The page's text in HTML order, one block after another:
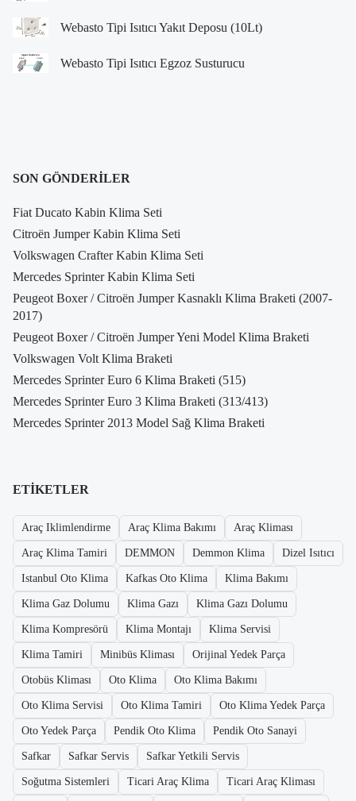
Webasto Tipi Isıtıcı Yakıt Deposu (10Lt)
Webasto Tipi Isıtıcı Egzoz Susturucu
SON GÖNDERILER
Fiat Ducato Kabin Klima Seti
Citroën Jumper Kabin Klima Seti
Volkswagen Crafter Kabin Klima Seti
Mercedes Sprinter Kabin Klima Seti
Peugeot Boxer / Citroën Jumper Kasnaklı Klima Braketi (2007-
2017)
Peugeot Boxer / Citroën Jumper Yeni Model Klima Braketi
Volkswagen Volt Klima Braketi
Mercedes Sprinter Euro 6 Klima Braketi (515)
Mercedes Sprinter Euro 3 Klima Braketi (313/413)
Mercedes Sprinter 2013 Model Sağ Klima Braketi
ETIKETLER
Araç Iklimlendirme Araç Klima Bakımı Araç Kliması
Araç Klima Tamiri DEMMON Demmon Klima Dizel Isıtıcı
Istanbul Oto Klima Kafkas Oto Klima Klima Bakımı
Klima Gaz Dolumu Klima Gazı Klima Gazı Dolumu
Klima Kompresörü Klima Montajı Klima Servisi
Klima Tamiri Minibüs Kliması Orijinal Yedek Parça
Otobüs Kliması Oto Klima Oto Klima Bakımı
Oto Klima Servisi Oto Klima Tamiri Oto Klima Yedek Parça
Oto Yedek Parça Pendik Oto Klima Pendik Oto Sanayi
Safkar Safkar Servis Safkar Yetkili Servis
Soğutma Sistemleri Ticari Araç Klima Ticari Araç Kliması